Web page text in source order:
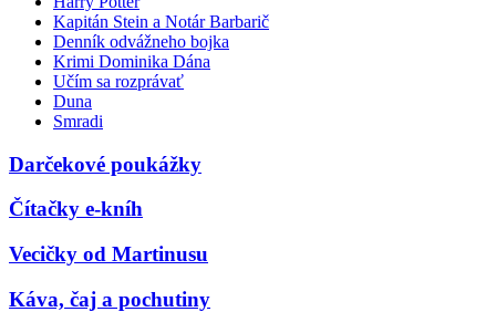
Kapitán Stein a Notár Barbarič
Denník odvážneho bojka
Krimi Dominika Dána
Učím sa rozprávať
Duna
Smradi
Darčekové poukážky
Čítačky e-kníh
Vecičky od Martinusu
Káva, čaj a pochutiny